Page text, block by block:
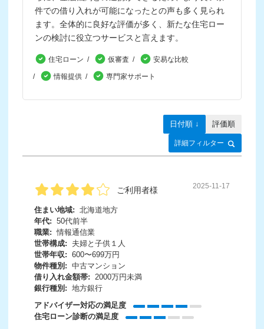
件での借り入れが可能になったとの声も多く見られ
ます。全体的に良好な評価が多く、新たな住宅ロー
ンの検討に役立つサービスと言えます。
住宅ローン 仮審査 安易な比較
情報提供 専門家サポート
詳細フィルター
日付順 ↓ 評価順
ご利用者様 2025-11-17
住まい地域: 北海道地方
年代: 50代前半
職業: 情報通信業
世帯構成:
夫婦と子供１人
世帯年収: 600〜699万円
物件種別: 中古マンション
借り入れ金額帯: 2000万円未満
銀行種別: 地方銀行
アドバイザー対応の満足度
住宅ローン診断の満足度